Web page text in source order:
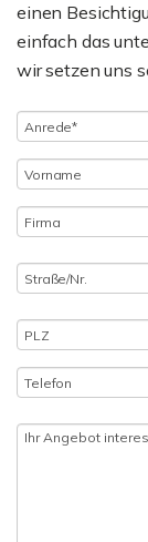
einen
einfach das
wir setzen uns